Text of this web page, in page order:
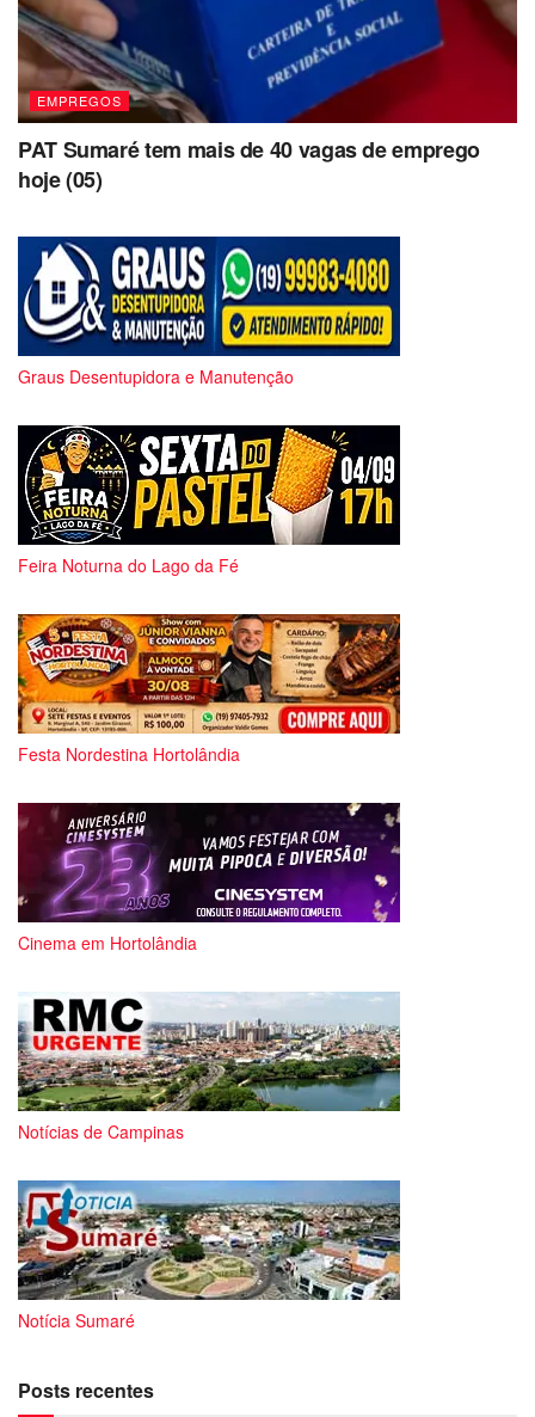
EMPREGOS
PAT Sumaré tem mais de 40 vagas de emprego
hoje (05)
Graus Desentupidora e Manutenção
Feira Noturna do Lago da Fé
Festa Nordestina Hortolândia
Cinema em Hortolândia
Notícias de Campinas
Notícia Sumaré
Posts recentes